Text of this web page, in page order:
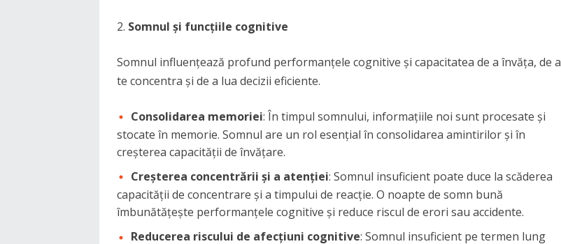
Somnul și funcțiile cognitive
Somnul influențează profund performanțele cognitive și capacitatea de a învăța, de a
te concentra și de a lua decizii eficiente.
Consolidarea memoriei: În timpul somnului, informațiile noi sunt procesate și
stocate în memorie. Somnul are un rol esențial în consolidarea amintirilor și în
creșterea capacității de învățare.
Creșterea concentrării și a atenției: Somnul insuficient poate duce la scăderea
capacității de concentrare și a timpului de reacție. O noapte de somn bună
îmbunătățește performanțele cognitive și reduce riscul de erori sau accidente.
Reducerea riscului de afecțiuni cognitive: Somnul insuficient pe termen lung